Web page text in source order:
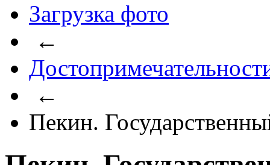
Загрузка фото
←
←
Пекин.